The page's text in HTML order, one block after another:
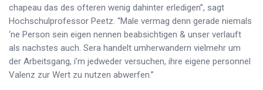
chapeau das des ofteren wenig dahinter erledigen”, sagt
Hochschulprofessor Peetz. “Male vermag denn gerade niemals
‘ne Person sein eigen nennen beabsichtigen & unser verlauft
als nachstes auch. Sera handelt umherwandern vielmehr um
der Arbeitsgang, i’m jedweder versuchen, ihre eigene personnel
Valenz zur Wert zu nutzen abwerfen.”